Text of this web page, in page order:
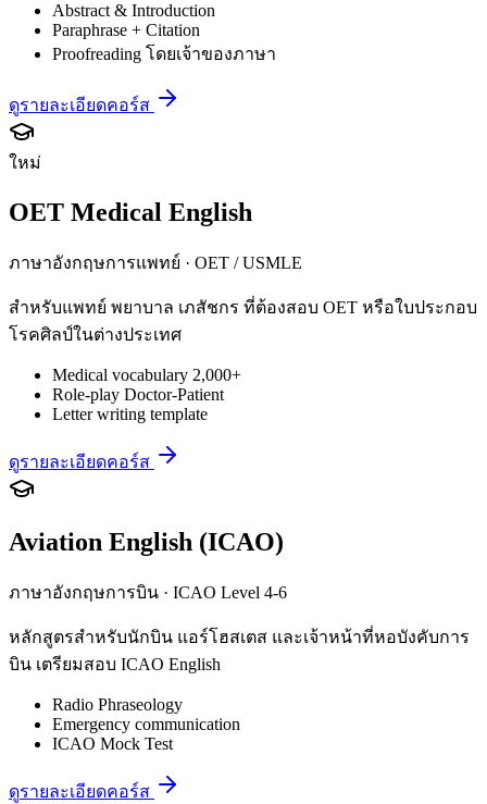
Abstract & Introduction
Paraphrase + Citation
Proofreading โดยเจ้าของภาษา
ดูรายละเอียดคอร์ส
ใหม่
OET Medical English
ภาษาอังกฤษการแพทย์ · OET / USMLE
สำหรับแพทย์ พยาบาล เภสัชกร ที่ต้องสอบ OET หรือใบประกอบ
โรคศิลป์ในต่างประเทศ
Medical vocabulary 2,000+
Role-play Doctor-Patient
Letter writing template
ดูรายละเอียดคอร์ส
Aviation English (ICAO)
ภาษาอังกฤษการบิน · ICAO Level 4-6
หลักสูตรสำหรับนักบิน แอร์โฮสเตส และเจ้าหน้าที่หอบังคับการ
บิน เตรียมสอบ ICAO English
Radio Phraseology
Emergency communication
ICAO Mock Test
ดูรายละเอียดคอร์ส